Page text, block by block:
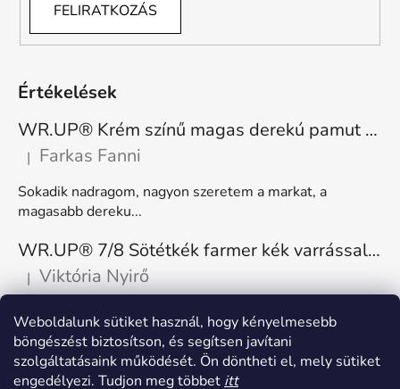
Weboldalunk sütiket használ, hogy kényelmesebb
böngészést biztosítson, és segítsen javítani
szolgáltatásaink működését. Ön döntheti el, mely sütiket
engedélyezi. Tudjon meg többet itt
FELIRATKOZÁS
Értékelések
WR.UP® Krém színű magas derekú pamut nadrág RE(MOVE) WRUP1HC001ORG, Z40
A termék értékelése 5-ből 5 csillag.
| Farkas Fanni
Sokadik nadragom, nagyon szeretem a markat, a
magasabb dereku...
WR.UP® 7/8 Sötétkék farmer kék varrással, superskinny RE(MOVE) WRUP4RC002ORG, J0B
A termék értékelése 5-ből 5 csillag.
| Viktória Nyirő
Nagyon kényelmes, rugalmas. Méretnek megfelelő.